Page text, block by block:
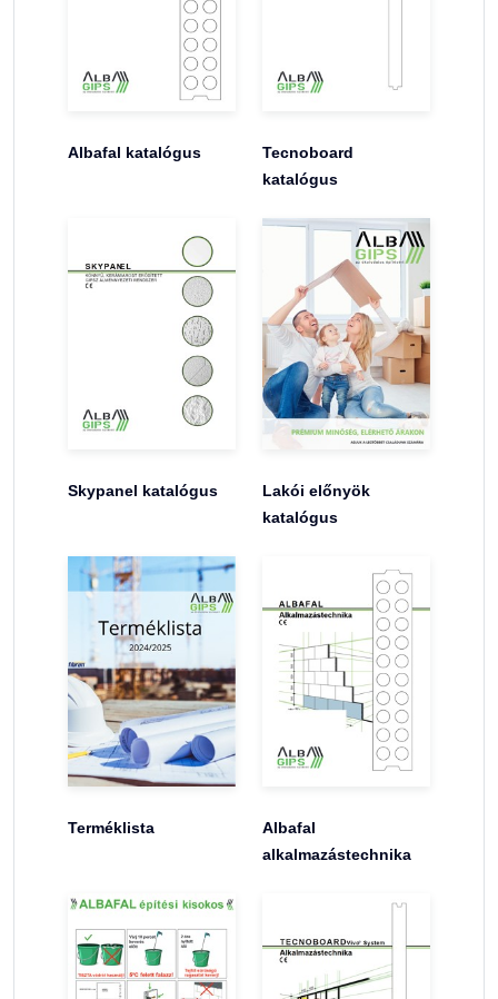
Albafal katalógus
Tecnoboard
katalógus
Skypanel katalógus
Lakói előnyök
katalógus
Terméklista
Albafal
alkalmazástechnika